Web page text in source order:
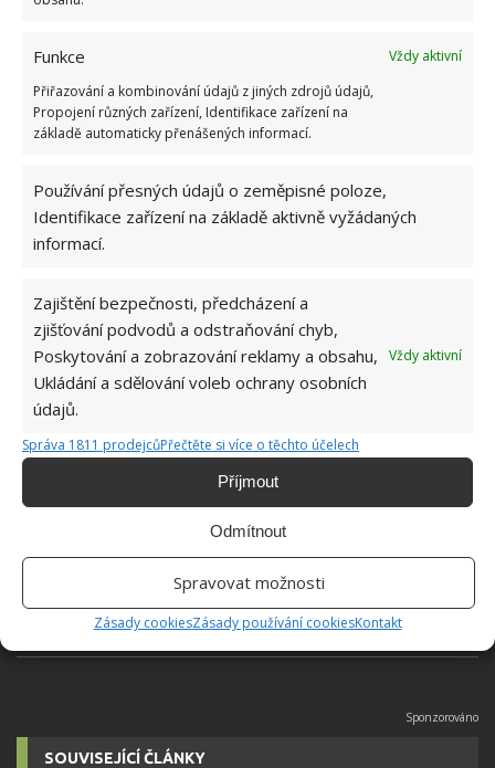
Funkce
Vždy aktivní
Přiřazování a kombinování údajů z jiných zdrojů údajů,
Propojení různých zařízení, Identifikace zařízení na
základě automaticky přenášených informací.
Používání přesných údajů o zeměpisné poloze,
Identifikace zařízení na základě aktivně vyžádaných
informací.
Zajištění bezpečnosti, předcházení a
zjišťování podvodů a odstraňování chyb,
Poskytování a zobrazování reklamy a obsahu,
Ukládání a sdělování voleb ochrany osobních
údajů.
Vždy aktivní
Správa 1811 prodejcůPřečtěte si více o těchto účelech
Příjmout
Odmítnout
Spravovat možnosti
Zásady cookiesZásady používání cookiesKontakt
KAPR MASO RYBA
Hana Musilová
Do redakce Bydlimeutulne.cz se
přidala během svých studií a práce
redaktorky ji tak nadchla, že se
rozhodla zůstat. Její v...
SOUVISEJÍCÍ ČLÁNKY